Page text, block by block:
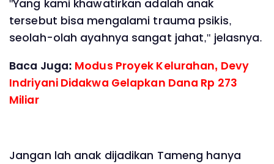
"Yang kami khawatirkan adalah anak
tersebut bisa mengalami trauma psikis,
seolah-olah ayahnya sangat jahat," jelasnya.
Baca Juga: Modus Proyek Kelurahan, Devy
Indriyani Didakwa Gelapkan Dana Rp 273
Miliar
Jangan lah anak dijadikan Tameng hanya